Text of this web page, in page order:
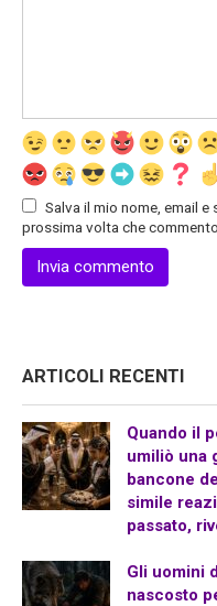
Salva il mio nome, email
prossima volta che commento.
ARTICOLI RECENTI
Quando il
umiliò una
bancone
simile
passato,
Gli uomini
nascosto